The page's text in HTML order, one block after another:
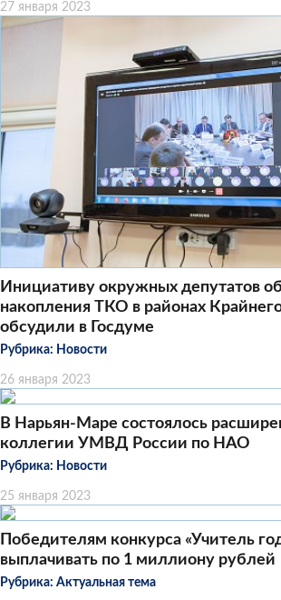
27 января 2023
Инициативу окружных депутатов
накопления ТКО в районах
обсудили в Госдуме
Рубрика: Новости
26 января 2023
В Нарьян-Маре состоялось
коллегии УМВД России по НАО
Рубрика: Новости
25 января 2023
Победителям конкурса «Учитель
выплачивать по 1 миллиону рублей
Рубрика: Актуальная тема